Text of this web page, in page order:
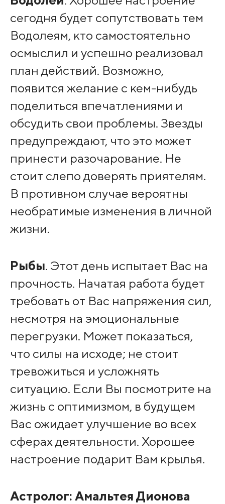
сегодня будет сопутствовать тем
Водолеям, кто самостоятельно
осмыслил и успешно реализовал
план действий. Возможно,
появится желание с кем-нибудь
поделиться впечатлениями и
обсудить свои проблемы. Звезды
предупреждают, что это может
принести разочарование. Не
стоит слепо доверять приятелям.
В противном случае вероятны
необратимые изменения в личной
жизни.
Рыбы. Этот день испытает Вас на
прочность. Начатая работа будет
требовать от Вас напряжения сил,
несмотря на эмоциональные
перегрузки. Может показаться,
что силы на исходе; не стоит
тревожиться и усложнять
ситуацию. Если Вы посмотрите на
жизнь с оптимизмом, в будущем
Вас ожидает улучшение во всех
сферах деятельности. Хорошее
настроение подарит Вам крылья.
Астролог: Амальтея Дионова